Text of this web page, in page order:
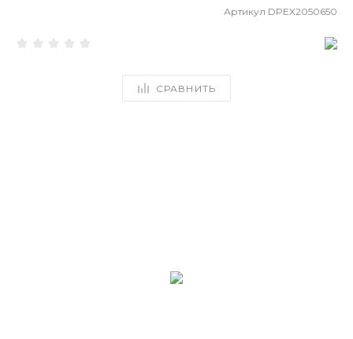
Артикул DPEX2050650
СРАВНИТЬ